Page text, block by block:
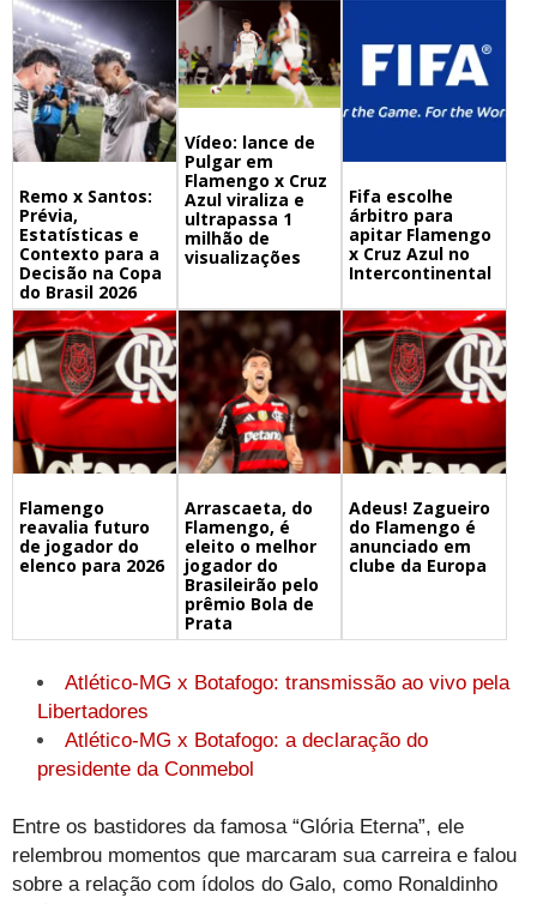
Remo x Santos:
Prévia,
Estatísticas e
Contexto para a
Decisão na Copa
do Brasil 2026
Vídeo: lance de
Pulgar em
Flamengo x Cruz
Azul viraliza e
ultrapassa 1
milhão de
visualizações
Fifa escolhe
árbitro para
apitar Flamengo
x Cruz Azul no
Intercontinental
Flamengo
reavalia futuro
de jogador do
elenco para 2026
Arrascaeta, do
Flamengo, é
eleito o melhor
jogador do
Brasileirão pelo
prêmio Bola de
Prata
Adeus! Zagueiro
do Flamengo é
anunciado em
clube da Europa
Atlético-MG x Botafogo: transmissão ao vivo pela
Libertadores
Atlético-MG x Botafogo: a declaração do
presidente da Conmebol
Entre os bastidores da famosa “Glória Eterna”, ele
relembrou momentos que marcaram sua carreira e falou
sobre a relação com ídolos do Galo, como Ronaldinho